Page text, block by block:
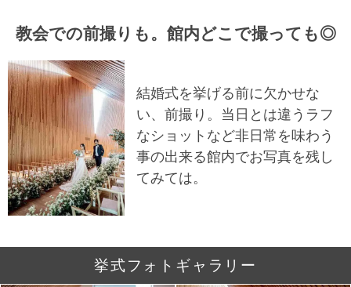
教会での前撮りも。館内どこで撮っても◎
結婚式を挙げる前に欠かせな
い、前撮り。当日とは違うラフ
なショットなど非日常を味わう
事の出来る館内でお写真を残し
てみては。ㅤㅤㅤㅤㅤㅤㅤㅤㅤㅤㅤㅤㅤㅤㅤㅤㅤㅤㅤㅤㅤㅤㅤㅤㅤㅤㅤㅤㅤㅤㅤㅤㅤㅤㅤㅤㅤㅤㅤㅤㅤㅤㅤㅤㅤㅤㅤㅤㅤㅤㅤㅤㅤㅤ
挙式フォトギャラリー